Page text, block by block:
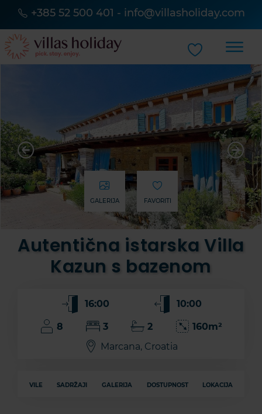
+385 52 500 401 - info@villasholiday.com
GALERIJA FAVORITI
Autentična istarska Villa
Kazun s bazenom
16:00 10:00
8 3 2
160m²
Marcana, Croatia
VILE SADRŽAJI GALERIJA DOSTUPNOST LOKACIJA